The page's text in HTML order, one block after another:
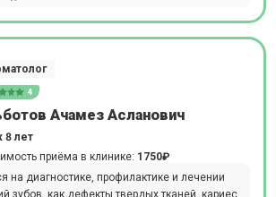
4
Ачамез Асланович
8 лет
приёма в клинике: 1750₽
на диагностике, профилактике и лечении